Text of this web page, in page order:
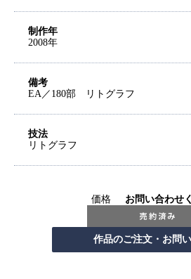
制作年
2008年
備考
EA／180部 リトグラフ
技法
リトグラフ
価格 お問い合わせ